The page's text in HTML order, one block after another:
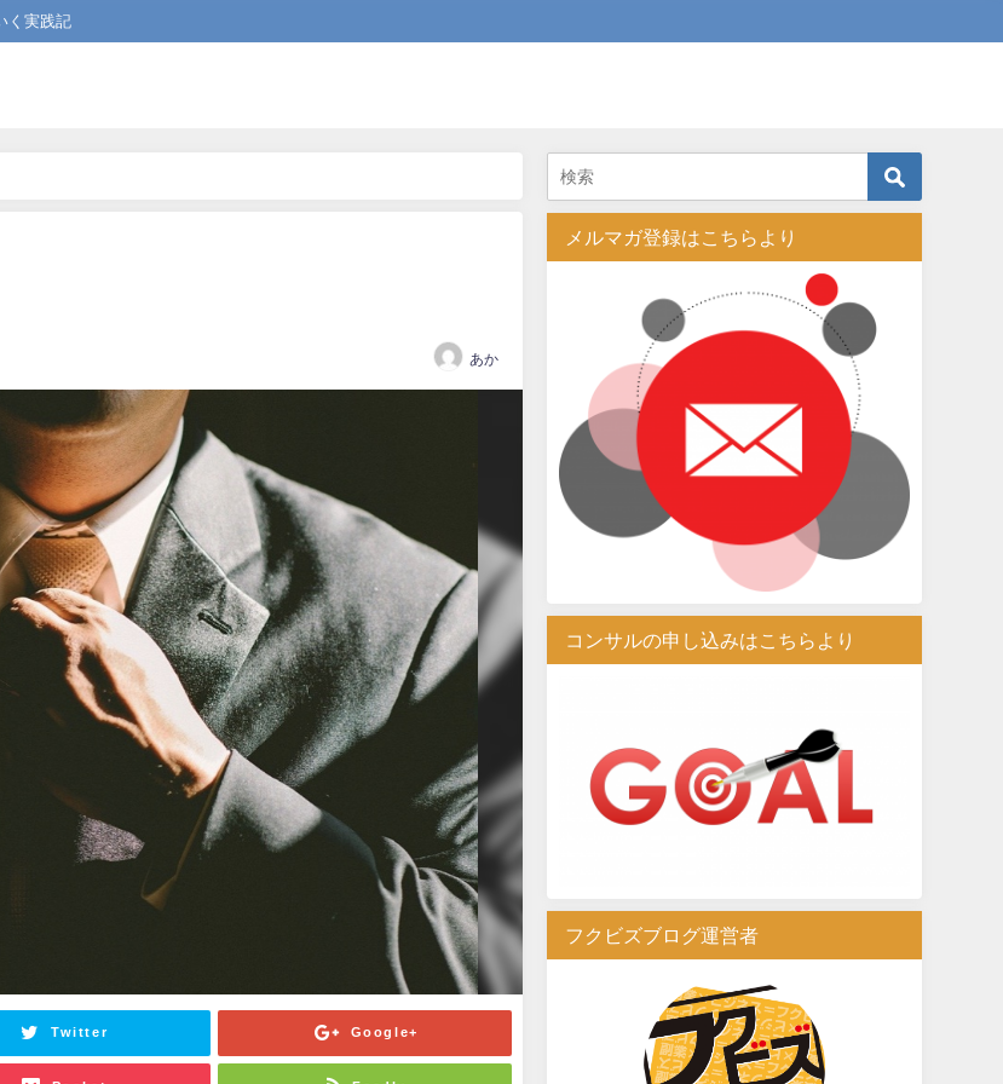
く実践記
あか
Twitter Google+
メルマガ登録はこちらより
コンサルの申し込みはこちらより
フクビズブログ運営者